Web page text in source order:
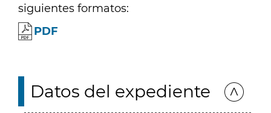
siguientes formatos:
PDF
Datos del expediente